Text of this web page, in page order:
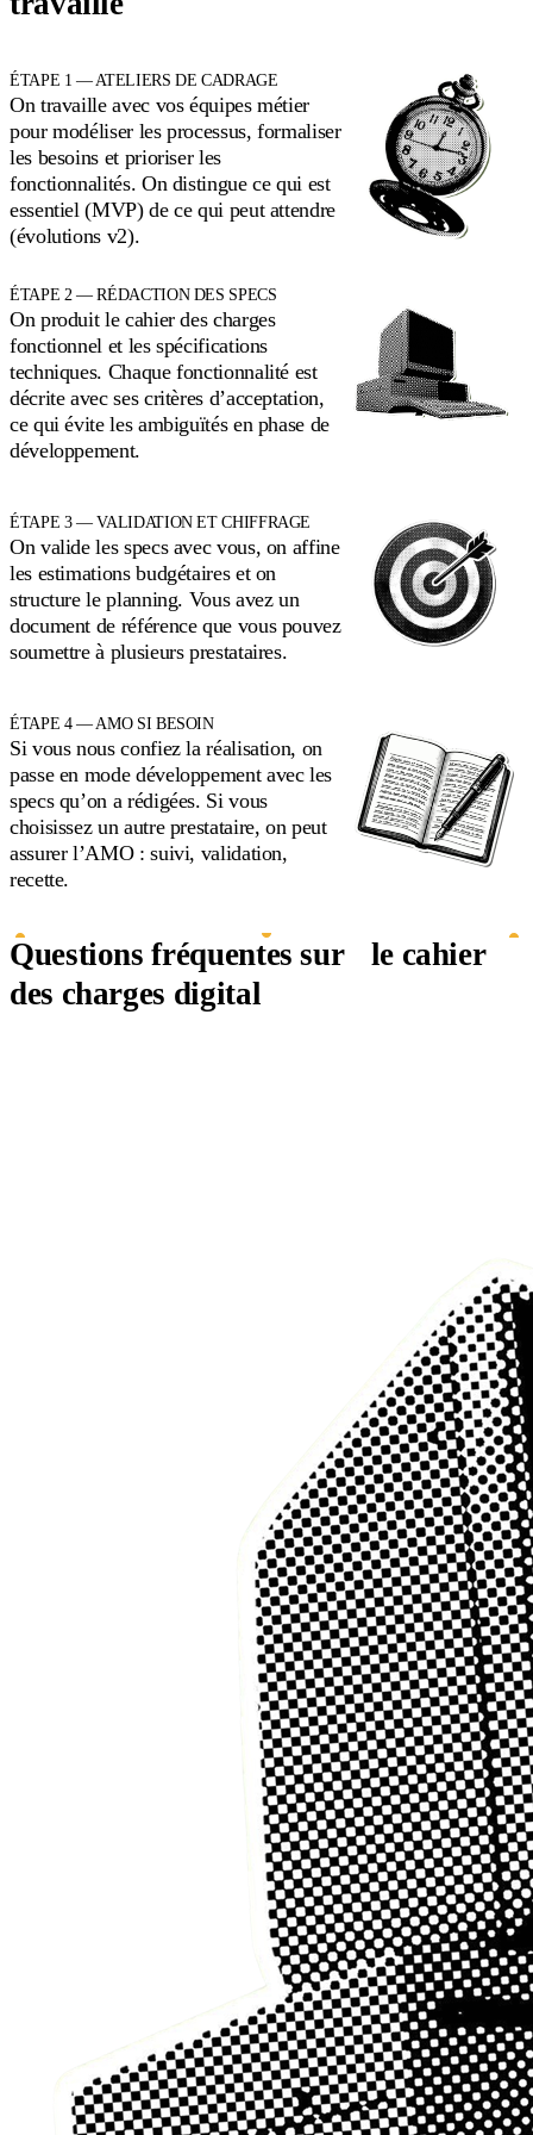
ÉTAPE 1 — ATELIERS DE CADRAGE
On travaille avec vos équipes métier
pour modéliser les processus, formaliser
les besoins et prioriser les
fonctionnalités. On distingue ce qui est
essentiel (MVP) de ce qui peut attendre
(évolutions v2).
ÉTAPE 2 — RÉDACTION DES SPECS
On produit le cahier des charges
fonctionnel et les spécifications
techniques. Chaque fonctionnalité est
décrite avec ses critères d’acceptation,
ce qui évite les ambiguïtés en phase de
développement.
ÉTAPE 3 — VALIDATION ET CHIFFRAGE
On valide les specs avec vous, on affine
les estimations budgétaires et on
structure le planning. Vous avez un
document de référence que vous pouvez
soumettre à plusieurs prestataires.
ÉTAPE 4 — AMO SI BESOIN
Si vous nous confiez la réalisation, on
passe en mode développement avec les
specs qu’on a rédigées. Si vous
choisissez un autre prestataire, on peut
assurer l’AMO : suivi, validation,
recette.
Questions fréquentes sur le cahier
des charges digital